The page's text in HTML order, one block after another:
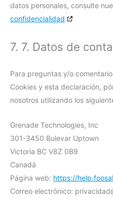
datos personales, consulte
confidencialidad
7. 7. Datos de
Para preguntas y/o
Cookies y esta declaración,
nosotros utilizando los
Grenade Technologies, Inc
301-3450 Bulevar Uptown
Victoria BC V8Z 0B9
Canadá
Página web: https://
Correo electrónico: